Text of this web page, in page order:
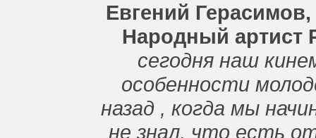
Евгений
Народный артист
сегодня наш
особенности
назад , когда мы
не знал, что есть